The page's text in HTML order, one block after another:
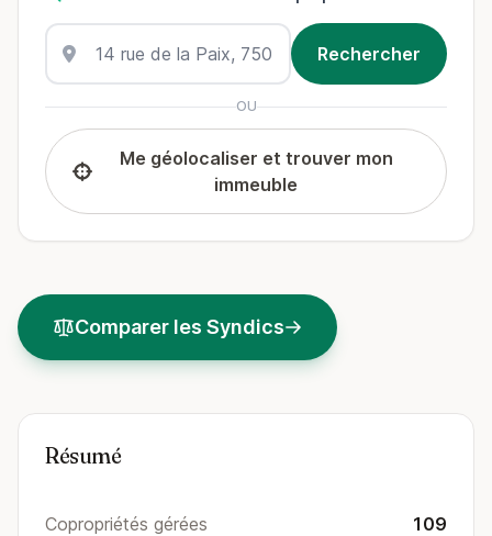
OU
Me géolocaliser et trouver mon
immeuble
Comparer les Syndics
Résumé
Copropriétés gérées 109